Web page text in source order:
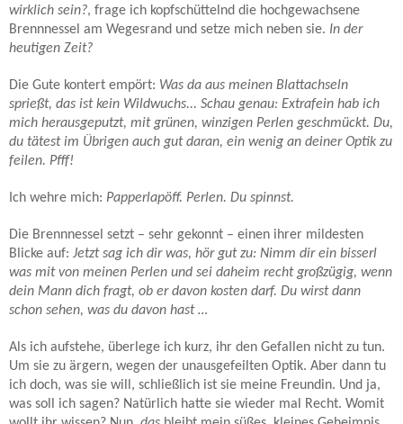
wirklich sein?, frage ich kopfschüttelnd die hochgewachsene
Brennnessel am Wegesrand und setze mich neben sie. In der
heutigen Zeit?
Die Gute kontert empört: Was da aus meinen Blattachseln
sprießt, das ist kein Wildwuchs... Schau genau: Extrafein hab ich
mich herausgeputzt, mit grünen, winzigen Perlen geschmückt. Du,
du tätest im Übrigen auch gut daran, ein wenig an deiner Optik zu
feilen. Pfff!
Ich wehre mich: Papperlapöff. Perlen. Du spinnst.
Die Brennnessel setzt – sehr gekonnt – einen ihrer mildesten
Blicke auf: Jetzt sag ich dir was, hör gut zu: Nimm dir ein bisserl
was mit von meinen Perlen und sei daheim recht großzügig, wenn
dein Mann dich fragt, ob er davon kosten darf. Du wirst dann
schon sehen, was du davon hast …
Als ich aufstehe, überlege ich kurz, ihr den Gefallen nicht zu tun.
Um sie zu ärgern, wegen der unausgefeilten Optik. Aber dann tu
ich doch, was sie will, schließlich ist sie meine Freundin. Und ja,
was soll ich sagen? Natürlich hatte sie wieder mal Recht. Womit